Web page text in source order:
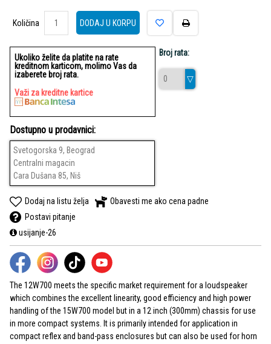
Količina
Količina
DODAJ U KORPU
Ukoliko želite da platite na rate
kreditnom karticom, molimo Vas da
izaberete broj rata.
Važi za kreditne kartice
Broj rata:
Dostupno u prodavnici:
Svetogorska 9, Beograd
Centralni magacin
Cara Dušana 85, Niš
Dodaj na listu želja
Obavesti me ako cena padne
Postavi pitanje
usijanje-26
The 12W700 meets the specific market requirement for a loudspeaker
which combines the excellent linearity, good efficiency and high power
handling of the 15W700 model but in a 12 inch (300mm) chassis for use
in more compact systems. It is primarily intended for application in
compact reflex and band-pass enclosures but can also be used for horn